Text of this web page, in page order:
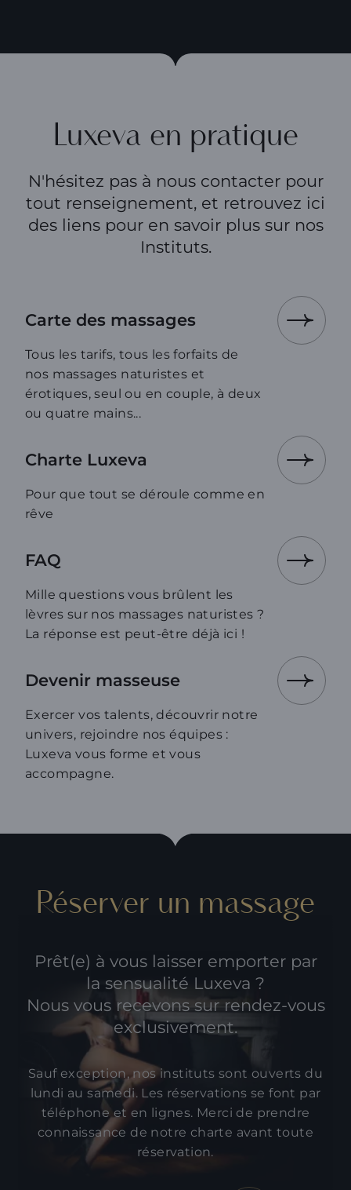
Luxeva en pratique
N'hésitez pas à nous contacter pour
tout renseignement, et retrouvez ici
des liens pour en savoir plus sur nos
Instituts.
Carte des massages
Tous les tarifs, tous les forfaits de
nos massages naturistes et
érotiques, seul ou en couple, à deux
ou quatre mains...
Charte Luxeva
Pour que tout se déroule comme en
rêve
FAQ
Mille questions vous brûlent les
lèvres sur nos massages naturistes ?
La réponse est peut-être déjà ici !
Devenir masseuse
Exercer vos talents, découvrir notre
univers, rejoindre nos équipes :
Luxeva vous forme et vous
accompagne.
Réserver un massage
Prêt(e) à vous laisser emporter par
la sensualité Luxeva ?
Nous vous recevons sur rendez-vous
exclusivement.
Sauf exception, nos instituts sont ouverts du
lundi au samedi. Les réservations se font par
téléphone et en lignes. Merci de prendre
connaissance de notre charte avant toute
réservation.